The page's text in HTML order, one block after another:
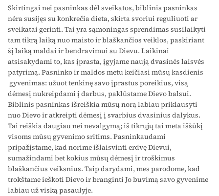
Skirtingai nei pasninkas dėl sveikatos, biblinis pasninkas
nėra susijęs su konkrečia dieta, skirta svoriui reguliuoti ar
sveikatai gerinti. Tai yra sąmoningas sprendimas susilaikyti
tam tikrą laiką nuo maisto ir blaškančios veiklos, paskiriant
šį laiką maldai ir bendravimui su Dievu. Laikinai
atsisakydami to, kas įprasta, įgyjame naują dvasinės laisvės
patyrimą. Pasninko ir maldos metu keičiasi mūsų kasdienis
gyvenimas: užuot tenkinę savo įprastus poreikius, visą
dėmesį nukreipdami į darbus, paklūstame Dievo balsui.
Biblinis pasninkas išreiškia mūsų norą labiau priklausyti
nuo Dievo ir atkreipti dėmesį į svarbius dvasinius dalykus.
Tai reiškia daugiau nei nevalgymą; iš tikrųjų tai meta iššūkį
visoms mūsų gyvenimo sritims. Pasninkaudami
pripažįstame, kad norime išlaisvinti erdvę Dievui,
sumažindami bet kokius mūsų dėmesį ir troškimus
blaškančius veiksnius. Taip darydami, mes parodome, kad
trokštame ieškoti Dievo ir branginti Jo buvimą savo gyvenime
labiau už viską pasaulyje.